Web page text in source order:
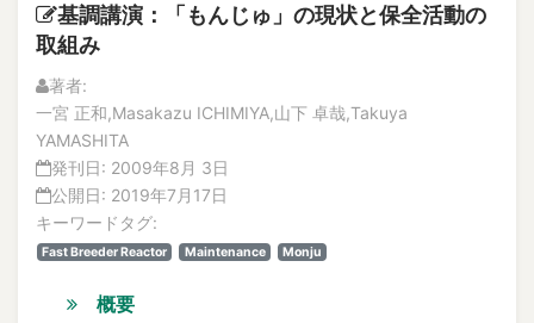
基調講演：「もんじゅ」の現状と保全活動の
取組み
著者:
一宮 正和,Masakazu ICHIMIYA,山下 卓哉,Takuya
YAMASHITA
発刊日: 2009年8月 3日
公開日: 2019年7月17日
キーワードタグ:
Fast Breeder Reactor Maintenance Monju
概要